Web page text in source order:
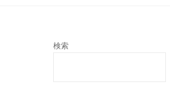
検索